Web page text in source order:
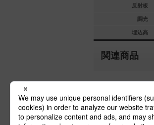
反射板
調光
埋込高
関連商品